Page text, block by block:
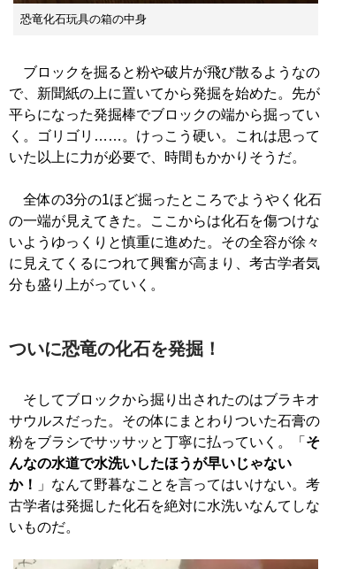
恐竜化石玩具の箱の中身
ブロックを掘ると粉や破片が飛び散るようなの
で、新聞紙の上に置いてから発掘を始めた。先が
平らになった発掘棒でブロックの端から掘ってい
く。ゴリゴリ……。けっこう硬い。これは思って
いた以上に力が必要で、時間もかかりそうだ。
全体の3分の1ほど掘ったところでようやく化石
の一端が見えてきた。ここからは化石を傷つけな
いようゆっくりと慎重に進めた。その全容が徐々
に見えてくるにつれて興奮が高まり、考古学者気
分も盛り上がっていく。
ついに恐竜の化石を発掘！
そしてブロックから掘り出されたのはブラキオ
サウルスだった。その体にまとわりついた石膏の
粉をブラシでサッサッと丁寧に払っていく。「 そ
んなの水道で水洗いしたほうが早いじゃない
か！
」なんて野暮なことを言ってはいけない。考
古学者は発掘した化石を絶対に水洗いなんてしな
いものだ。